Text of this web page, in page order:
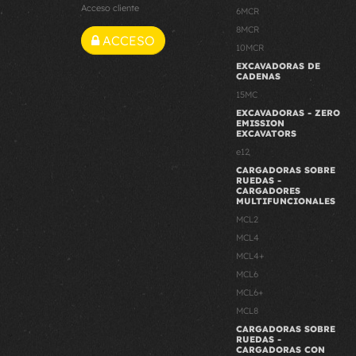
Acceso cliente
ACCESO
6MCR
8MCR
10MCR
EXCAVADORAS DE
CADENAS
15MC
EXCAVADORAS - ZERO
EMISSION
EXCAVATORS
e12
CARGADORAS SOBRE
RUEDAS -
CARGADORES
MULTIFUNCIONALES
MCL2
MCL4
MCL4+
MCL6
MCL6+
MCL8
CARGADORAS SOBRE
RUEDAS -
CARGADORAS CON